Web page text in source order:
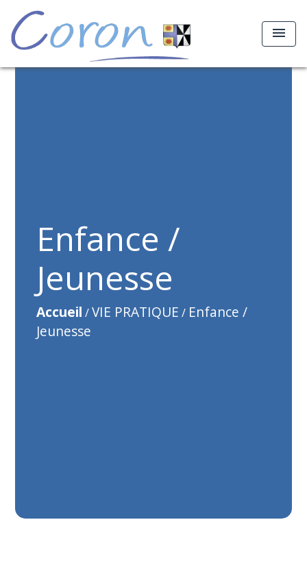
menu
Enfance /
Jeunesse
Accueil /VIE PRATIQUE / Enfance /
Jeunesse